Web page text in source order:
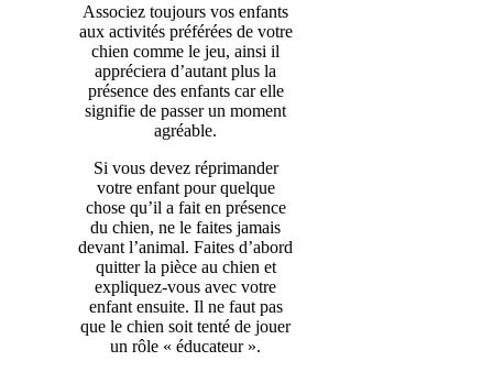
Associez toujours vos enfants
aux activités préférées de votre
chien comme le jeu, ainsi il
appréciera d’autant plus la
présence des enfants car elle
signifie de passer un moment
agréable.
Si vous devez réprimander
votre enfant pour quelque
chose qu’il a fait en présence
du chien, ne le faites jamais
devant l’animal. Faites d’abord
quitter la pièce au chien et
expliquez-vous avec votre
enfant ensuite. Il ne faut pas
que le chien soit tenté de jouer
un rôle « éducateur ».